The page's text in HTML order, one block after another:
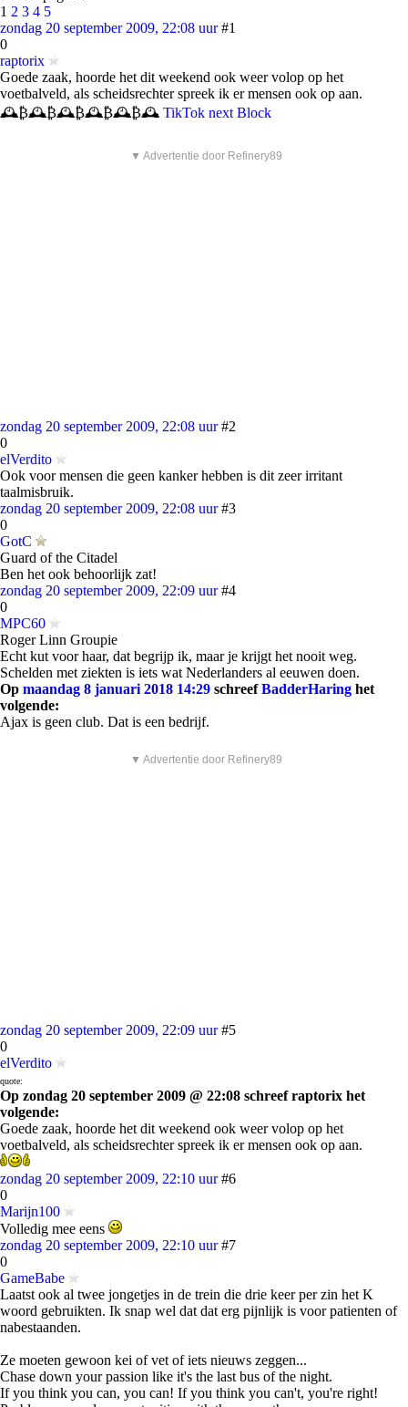
1 2 3 4 5
zondag 20 september 2009, 22:08 uur #1
0
raptorix
Goede zaak, hoorde het dit weekend ook weer volop op het
voetbalveld, als scheidsrechter spreek ik er mensen ook op aan.
🕰️₿🕰️₿🕰️₿🕰️₿🕰️₿🕰️ TikTok next Block
▼ Advertentie door Refinery89
zondag 20 september 2009, 22:08 uur #2
0
elVerdito
Ook voor mensen die geen kanker hebben is dit zeer irritant
taalmisbruik.
zondag 20 september 2009, 22:08 uur #3
0
GotC
Guard of the Citadel
Ben het ook behoorlijk zat!
zondag 20 september 2009, 22:09 uur #4
0
MPC60
Roger Linn Groupie
Echt kut voor haar, dat begrijp ik, maar je krijgt het nooit weg.
Schelden met ziekten is iets wat Nederlanders al eeuwen doen.
Op maandag 8 januari 2018 14:29 schreefBadderHaring het
volgende:
Ajax is geen club. Dat is een bedrijf.
▼ Advertentie door Refinery89
zondag 20 september 2009, 22:09 uur #5
0
elVerdito
quote:
Op zondag 20 september 2009 @ 22:08 schreef raptorix het
volgende:
Goede zaak, hoorde het dit weekend ook weer volop op het
voetbalveld, als scheidsrechter spreek ik er mensen ook op aan.
zondag 20 september 2009, 22:10 uur #6
0
Marijn100
Volledig mee eens
zondag 20 september 2009, 22:10 uur #7
0
GameBabe
Laatst ook al twee jongetjes in de trein die drie keer per zin het K
woord gebruikten. Ik snap wel dat dat erg pijnlijk is voor patienten of
nabestaanden.
Ze moeten gewoon kei of vet of iets nieuws zeggen...
Chase down your passion like it's the last bus of the night.
If you think you can, you can! If you think you can't, you're right!